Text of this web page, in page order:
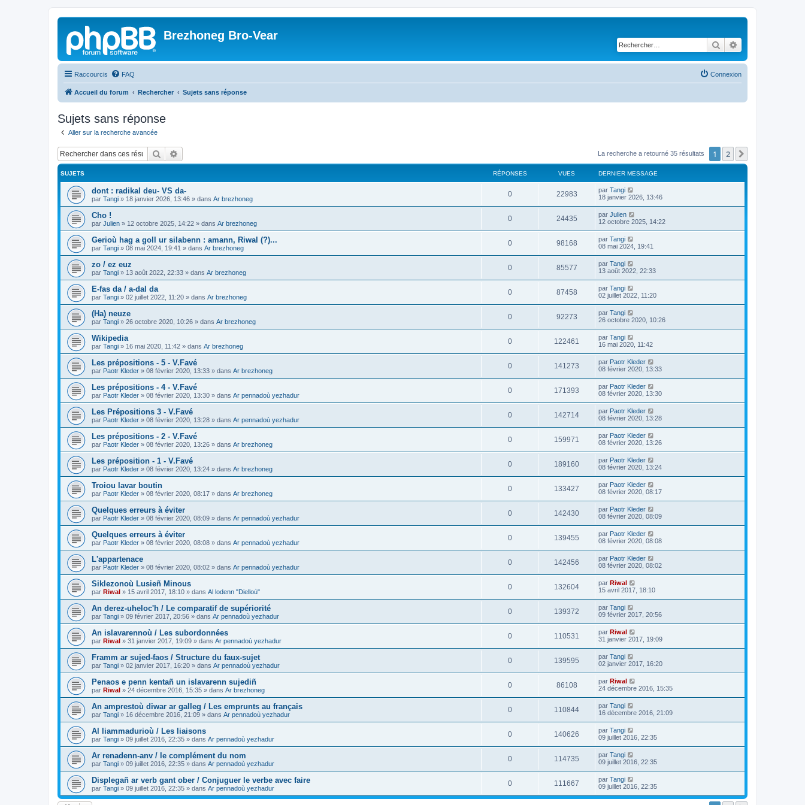
Brezhoneg Bro-Vear
Rechercher
Raccourcis FAQ Connexion
Accueil du forum Rechercher Sujets sans réponse
Sujets sans réponse
Aller sur la recherche avancée
Rechercher La recherche a retourné 35 résultats 1 2
SUJETS RÉPONSES VUES DERNIER MESSAGE
dont : radikal deu- VS da-
par Tangi » 18 janvier 2026, 13:46 » dans Ar brezhoneg
0 22983 par Tangi
18 janvier 2026, 13:46
Cho !
par Julien » 12 octobre 2025, 14:22 » dans Ar brezhoneg
0 24435 par Julien
12 octobre 2025, 14:22
Gerioù hag a goll ur silabenn : amann, Riwal (?)...
par Tangi » 08 mai 2024, 19:41 » dans Ar brezhoneg
0 98168 par Tangi
08 mai 2024, 19:41
zo / ez euz
par Tangi » 13 août 2022, 22:33 » dans Ar brezhoneg
0 85577 par Tangi
13 août 2022, 22:33
E-fas da / a-dal da
par Tangi » 02 juillet 2022, 11:20 » dans Ar brezhoneg
0 87458 par Tangi
02 juillet 2022, 11:20
(Ha) neuze
par Tangi » 26 octobre 2020, 10:26 » dans Ar brezhoneg
0 92273 par Tangi
26 octobre 2020, 10:26
Wikipedia
par Tangi » 16 mai 2020, 11:42 » dans Ar brezhoneg
0 122461 par Tangi
16 mai 2020, 11:42
Les prépositions - 5 - V.Favé
par Paotr Kleder » 08 février 2020, 13:33 » dans Ar brezhoneg
0 141273 par Paotr Kleder
08 février 2020, 13:33
Les prépositions - 4 - V.Favé
par Paotr Kleder » 08 février 2020, 13:30 » dans Ar pennadoù yezhadur
0 171393 par Paotr Kleder
08 février 2020, 13:30
Les Prépositions 3 - V.Favé
par Paotr Kleder » 08 février 2020, 13:28 » dans Ar pennadoù yezhadur
0 142714 par Paotr Kleder
08 février 2020, 13:28
Les prépositions - 2 - V.Favé
par Paotr Kleder » 08 février 2020, 13:26 » dans Ar brezhoneg
0 159971 par Paotr Kleder
08 février 2020, 13:26
Les préposition - 1 - V.Favé
par Paotr Kleder » 08 février 2020, 13:24 » dans Ar brezhoneg
0 189160 par Paotr Kleder
08 février 2020, 13:24
Troiou lavar boutin
par Paotr Kleder » 08 février 2020, 08:17 » dans Ar brezhoneg
0 133427 par Paotr Kleder
08 février 2020, 08:17
Quelques erreurs à éviter
par Paotr Kleder » 08 février 2020, 08:09 » dans Ar pennadoù yezhadur
0 142430 par Paotr Kleder
08 février 2020, 08:09
Quelques erreurs à éviter
par Paotr Kleder » 08 février 2020, 08:08 » dans Ar pennadoù yezhadur
0 139455 par Paotr Kleder
08 février 2020, 08:08
L'appartenace
par Paotr Kleder » 08 février 2020, 08:02 » dans Ar pennadoù yezhadur
0 142456 par Paotr Kleder
08 février 2020, 08:02
Siklezonoù Lusieñ Minous
par Riwal » 15 avril 2017, 18:10 » dans Al lodenn "Dielloù"
0 132604 par Riwal
15 avril 2017, 18:10
An derez-uheloc'h / Le comparatif de supériorité
par Tangi » 09 février 2017, 20:56 » dans Ar pennadoù yezhadur
0 139372 par Tangi
09 février 2017, 20:56
An islavarennoù / Les subordonnées
par Riwal » 31 janvier 2017, 19:09 » dans Ar pennadoù yezhadur
0 110531 par Riwal
31 janvier 2017, 19:09
Framm ar sujed-faos / Structure du faux-sujet
par Tangi » 02 janvier 2017, 16:20 » dans Ar pennadoù yezhadur
0 139595 par Tangi
02 janvier 2017, 16:20
Penaos e penn kentañ un islavarenn sujediñ
par Riwal » 24 décembre 2016, 15:35 » dans Ar brezhoneg
0 86108 par Riwal
24 décembre 2016, 15:35
An amprestoù diwar ar galleg / Les emprunts au français
par Tangi » 16 décembre 2016, 21:09 » dans Ar pennadoù yezhadur
0 110844 par Tangi
16 décembre 2016, 21:09
Al liammadurioù / Les liaisons
par Tangi » 09 juillet 2016, 22:35 » dans Ar pennadoù yezhadur
0 140626 par Tangi
09 juillet 2016, 22:35
Ar renadenn-anv / le complément du nom
par Tangi » 09 juillet 2016, 22:35 » dans Ar pennadoù yezhadur
0 114735 par Tangi
09 juillet 2016, 22:35
Displegañ ar verb gant ober / Conjuguer le verbe avec faire
par Tangi » 09 juillet 2016, 22:35 » dans Ar pennadoù yezhadur
0 111667 par Tangi
09 juillet 2016, 22:35